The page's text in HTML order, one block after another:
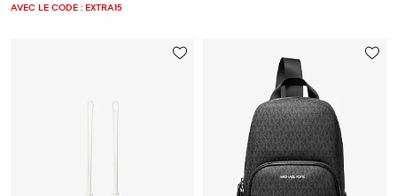
AVEC LE CODE : EXTRA15